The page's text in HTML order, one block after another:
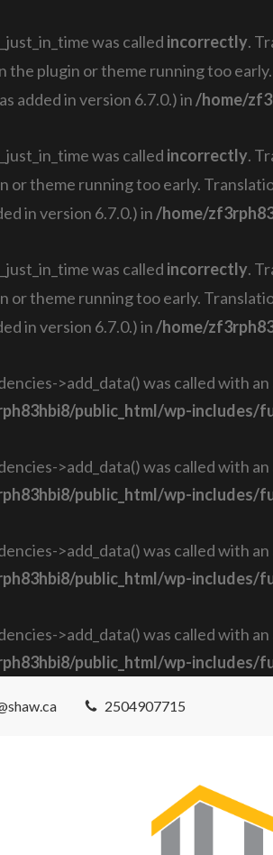
was called incorrectly.
the plugin or theme running too
added in version 6.7.0.) in /home/
was called incorrectly.
or theme running too early.
in version 6.7.0.) in /home/
was called incorrectly.
or theme running too early.
in version 6.7.0.) in /home/
>add_data() was called with
public_html/wp-includes/
>add_data() was called with
public_html/wp-includes/
>add_data() was called with
public_html/wp-includes/
>add_data() was called with
public_html/wp-includes/
2504907715